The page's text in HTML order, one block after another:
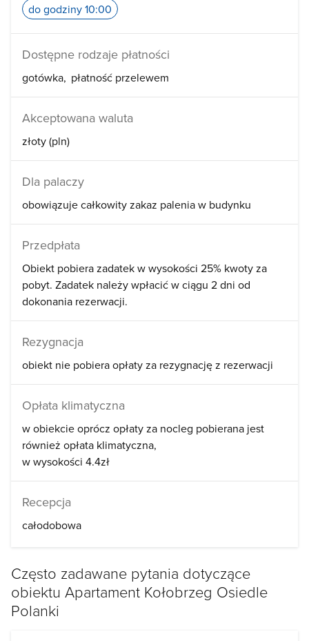
do godziny 10:00
Dostępne rodzaje płatności
gotówka płatność przelewem
Akceptowana waluta
złoty (pln)
Dla palaczy
obowiązuje całkowity zakaz palenia w budynku
Przedpłata
Obiekt pobiera zadatek w wysokości 25% kwoty za
pobyt. Zadatek należy wpłacić w ciągu 2 dni od
dokonania rezerwacji.
Rezygnacja
obiekt nie pobiera opłaty za rezygnację z rezerwacji
Opłata klimatyczna
w obiekcie oprócz opłaty za nocleg pobierana jest
również opłata klimatyczna
w wysokości 4.4zł
Recepcja
całodobowa
Często zadawane pytania dotyczące
obiektu Apartament Kołobrzeg Osiedle
Polanki